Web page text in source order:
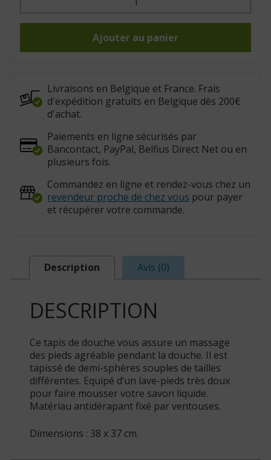
Tapis
:
Ajouter au panier
Livraisons en Belgique et France. Frais
d'expédition gratuits en Belgique dès 200€
d'achat.
Paiements en ligne sécurisés par
Bancontact, PayPal, Belfius Direct Net ou en
plusieurs fois.
Commandez en ligne et rendez-vous chez un
revendeur proche de chez vous pour payer
et récupérer votre commande.
Description Avis (0)
DESCRIPTION
Ce tapis de douche vous assure un massage
des pieds agréable pendant la douche. Il est
tapissé de demi-sphères souples de tailles
différentes. Equipé d’un lave-pieds très doux
pour faire mousser votre savon liquide.
Matériau antidérapant fixé par ventouses.
Dimensions : 38 x 37 cm.